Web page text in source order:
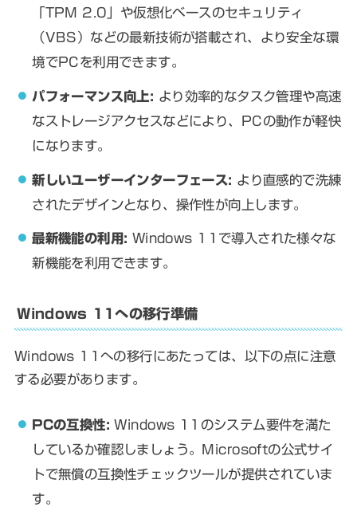
「TPM 2.0」や仮想化ベースのセキュリティ
（VBS）などの最新技術が搭載され、より安全な環
境でPCを利用できます。
パフォーマンス向上: より効率的なタスク管理や高速
なストレージアクセスなどにより、PCの動作が軽快
になります。
新しいユーザーインターフェース: より直感的で洗練
されたデザインとなり、操作性が向上します。
最新機能の利用: Windows 11で導入された様々な
新機能を利用できます。
Windows 11への移行準備
Windows 11への移行にあたっては、以下の点に注意
する必要があります。
PCの互換性: Windows 11のシステム要件を満た
しているか確認しましょう。Microsoftの公式サイ
トで無償の互換性チェックツールが提供されていま
す。